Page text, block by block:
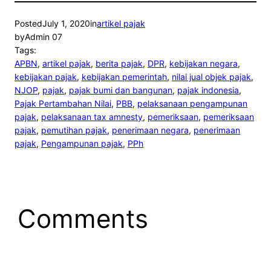
PostedJuly 1, 2020inartikel pajak
byAdmin 07
Tags:
APBN, artikel pajak, berita pajak, DPR, kebijakan negara
kebijakan pajak, kebijakan pemerintah, nilai jual objek pajak
NJOP, pajak, pajak bumi dan bangunan, pajak indonesia
Pajak Pertambahan Nilai, PBB, pelaksanaan pengampunan
pajak, pelaksanaan tax amnesty, pemeriksaan, pemeriksaan
pajak, pemutihan pajak, penerimaan negara, penerimaan
pajak, Pengampunan pajak, PPh
Comments